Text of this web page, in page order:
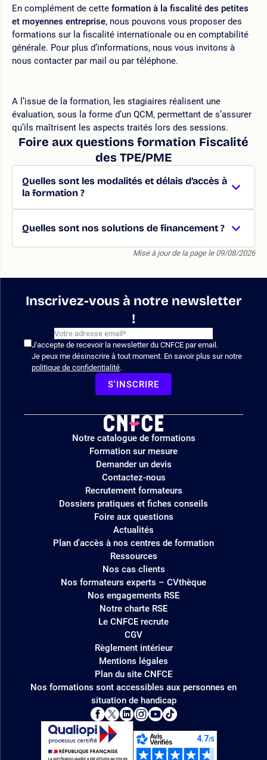
En complément de cette formation à la fiscalité des petites
et moyennes entreprise, nous pouvons vous proposer des
formations sur la fiscalité internationale ou en comptabilité
générale. Pour plus d’informations, nous vous invitons à
nous contacter par mail ou par téléphone.
A l’issue de la formation, les stagiaires réalisent une
évaluation, sous la forme d’un QCM, permettant de s’assurer
qu’ils maîtrisent les aspects traités lors des sessions.
Foire aux questions formation Fiscalité
des TPE/PME
Quelles sont les modalités et délais d’accès à
la formation ?
Quelles sont nos solutions de financement ?
Mise à jour de la page le 09/08/2026
Inscrivez-vous à notre newsletter
!
J'accepte de recevoir la newsletter du CNFCE par email.
Je peux me désinscrire à tout moment. En savoir plus sur notre
politique de confidentialité.
S'INSCRIRE
Logo
site
Notre catalogue de formations
Formation sur mesure
Demander un devis
Contactez-nous
Recrutement formateurs
Dossiers pratiques et fiches conseils
Foire aux questions
Actualités
Plan d'accès à nos centres de formation
Ressources
Nos cas clients
Nos formateurs experts – CVthèque
Nos engagements RSE
Notre charte RSE
Le CNFCE recrute
CGV
Règlement intérieur
Mentions légales
Plan du site CNFCE
Nos formations sont accessibles aux personnes en
situation de handicap